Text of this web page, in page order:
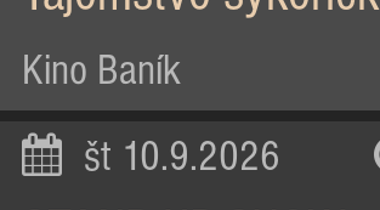
Kino Baník
št 10.9.2026